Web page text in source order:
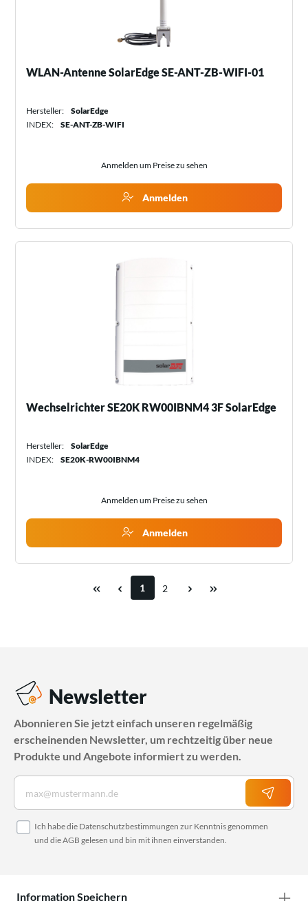
WLAN-Antenne SolarEdge SE-ANT-ZB-WIFI-01
Hersteller:
SolarEdge
INDEX:
SE-ANT-ZB-WIFI
Anmelden um Preise zu sehen
Anmelden
Wechselrichter SE20K RW00IBNM4 3F SolarEdge
Hersteller:
SolarEdge
INDEX:
SE20K-RW00IBNM4
Anmelden um Preise zu sehen
Anmelden
1 2
Newsletter
Abonnieren Sie jetzt einfach unseren regelmäßig
erscheinenden Newsletter, um rechtzeitig über neue
Produkte und Angebote informiert zu werden.
Ich habe die Datenschutzbestimmungen zur Kenntnis genommen
und dieAGB gelesen und bin mit ihnen einverstanden.
Information Speichern